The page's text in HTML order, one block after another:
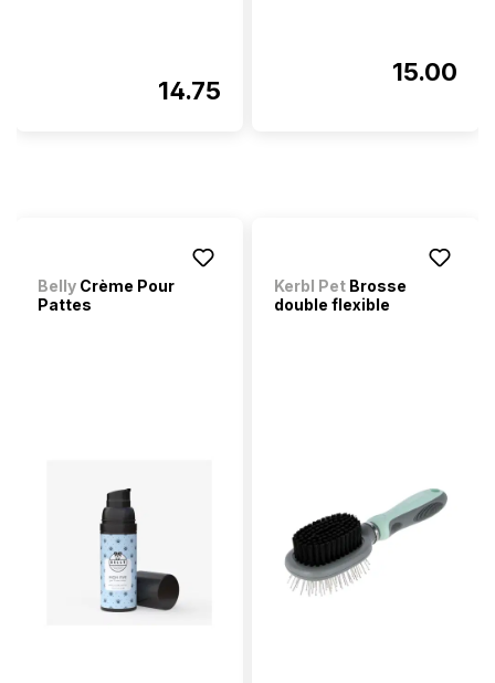
14.75
15.00
Belly Crème Pour
Pattes
Kerbl Pet Brosse
double flexible